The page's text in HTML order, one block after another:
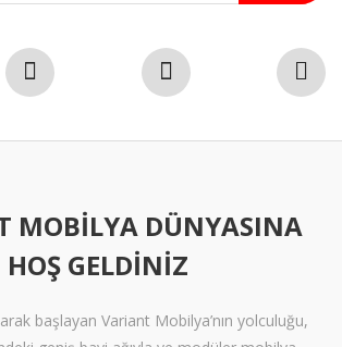
MOBILYA DÜNYASINA
HOŞ GELDINIZ
başlayan Variant Mobilya’nın yolculuğu,